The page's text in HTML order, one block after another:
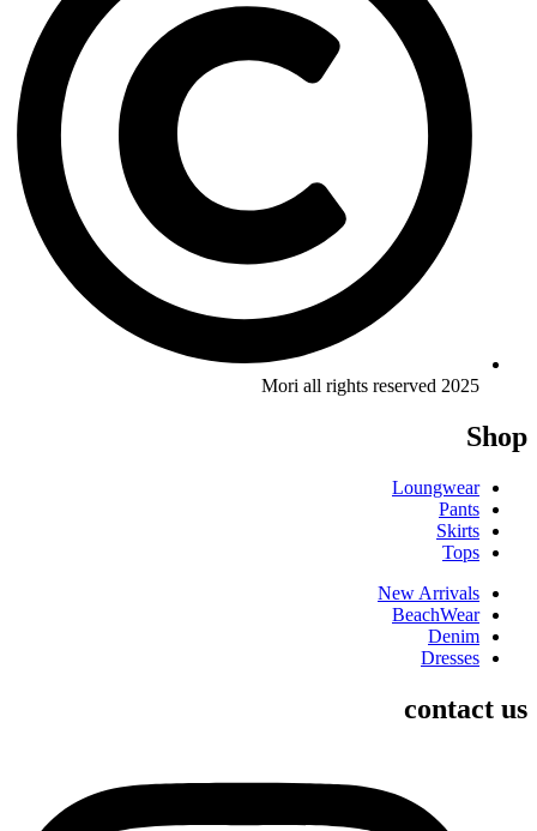
Mori all rights reserved 2025
Shop
Loungwear
Pants
Skirts
Tops
New Arrivals
BeachWear
Denim
Dresses
contact us